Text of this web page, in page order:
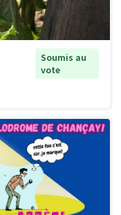
Soumis au
vote